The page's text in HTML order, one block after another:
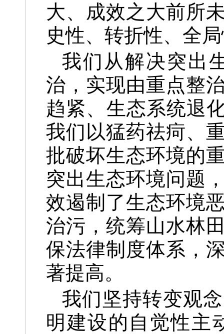
大、成效之大前所
史性、转折性、全
我们从解决突出
治，实现由重点整
趋紧、生态系统退
我们以猛药祛疴、
批破坏生态环境的
突出生态环境问题
效遏制了生态环境
治污，统筹山水林
保法律制度体系，
著提高。
我们坚持转变观
明建设的自觉性主